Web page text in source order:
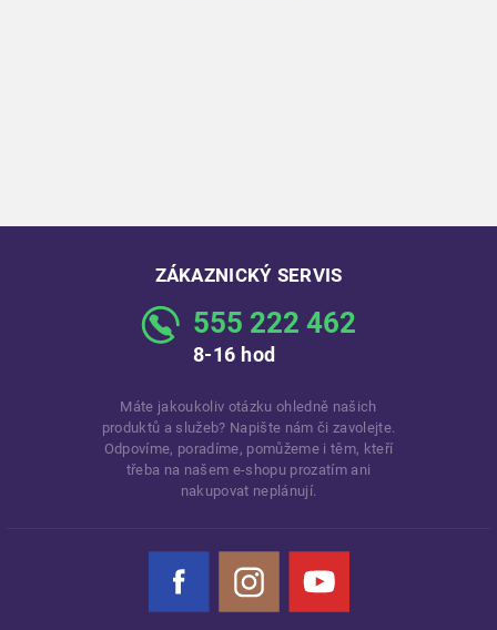
ZÁKAZNICKÝ SERVIS
555 222 462
8-16 hod
Máte jakoukoliv otázku ohledně našich
produktů a služeb? Napište nám či zavolejte.
Odpovíme, poradíme, pomůžeme i těm, kteří
třeba na našem e-shopu prozatím ani
nakupovat neplánují.
Facebook Instagram YouTube